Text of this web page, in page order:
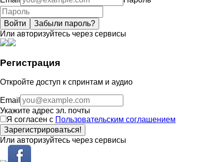
Войти
Забыли пароль?
Или авторизуйтесь через сервисы
Регистрация
Откройте доступ к спринтам и аудио
Email
Укажите адрес эл. почты
Я согласен с Пользовательским соглашением
Зарегистрироваться!
Или авторизуйтесь через сервисы